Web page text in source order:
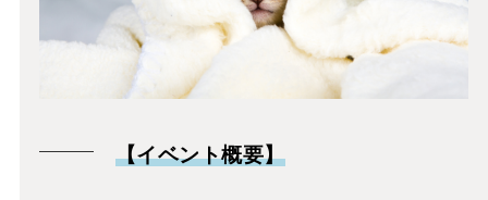
【イベント概要】